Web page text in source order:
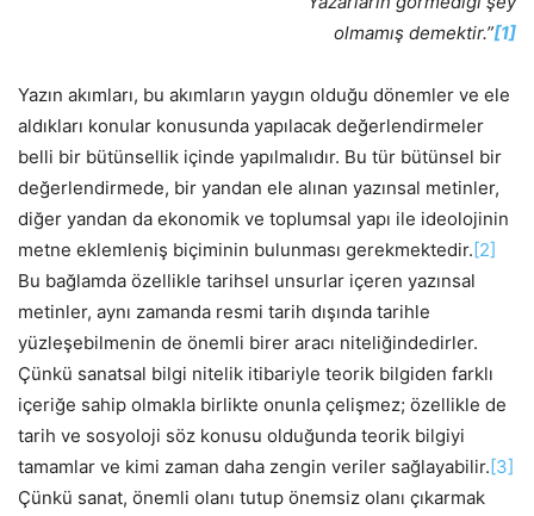
olmamış demektir.”[1]
Yazın akımları, bu akımların yaygın olduğu dönemler ve ele
aldıkları konular konusunda yapılacak değerlendirmeler
belli bir bütünsellik içinde yapılmalıdır. Bu tür bütünsel bir
değerlendirmede, bir yandan ele alınan yazınsal metinler,
diğer yandan da ekonomik ve toplumsal yapı ile ideolojinin
metne eklemleniş biçiminin bulunması gerekmektedir.[2]
Bu bağlamda özellikle tarihsel unsurlar içeren yazınsal
metinler, aynı zamanda resmi tarih dışında tarihle
yüzleşebilmenin de önemli birer aracı niteliğindedirler.
Çünkü sanatsal bilgi nitelik itibariyle teorik bilgiden farklı
içeriğe sahip olmakla birlikte onunla çelişmez; özellikle de
tarih ve sosyoloji söz konusu olduğunda teorik bilgiyi
tamamlar ve kimi zaman daha zengin veriler sağlayabilir.[3]
Çünkü sanat, önemli olanı tutup önemsiz olanı çıkarmak